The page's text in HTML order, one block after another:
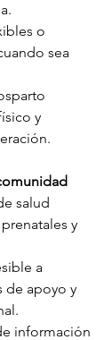
o
sea
y
salud
y
a
de apoyo y
información